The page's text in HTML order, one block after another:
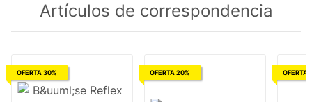
Artículos de correspondencia
OFERTA 30% OFERTA 20% OFERTA